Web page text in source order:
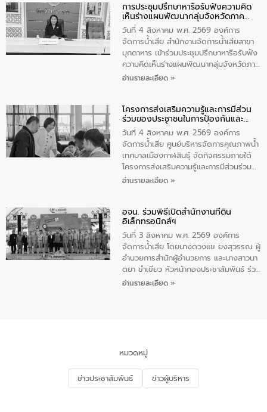
จัดการน้ำเสียและการนำน้ำกลับมาใช้ประโยชน์
ของประเทศไทย” เพื่อยกระดับการบริหาร
จัดการทรัพยากรน้ำ เสริมสร้างความมั่นคง
ด้านน้ำของประเทศ และเตรียมความพร้อม
รองรับการเติบโตของเมือง รวมถึงการ
ลงทุนในอุตสาหกรรมแห่งอนาคต ตลอดจน
มุ่งตอบโจทย์ความท้าทายจากวิกฤตการ
ในครั้งนี้เป็นการดึงจุดแข็งและความ
เชี่ยวชาญด้านระบบบำบัดน้ำเสียที่เป็นมิตร
ต่อสิ่งแวดล้อมของ องค์การจัดการน้ำเสีย
(อจน.) มาผสานกับประสบการณ์และ
เทคโนโลยีโครงข่ายน้ำครบวงจรในพื้นที่ EEC
ของอีสท์ วอเตอร์ เพื่อร่วมกันศึกษา
เทคโนโลยีการปรับปรุงคุณภาพน้ำ (Water
อย่างเป็นรูปธรรม เพื่อรองรับความต้องการ
ใช้น้ำที่พุ่งสูงขึ้นจากการขยายตัวของ
อุตสาหกรรม นายชีระ วงศบูรณะ ผู้อำนวย
การองค์การจัดการน้ำเสีย กล่าวถึงภารกิจ
หลักของ อจน. ในการพัฒนาระบบบำบัดน้ำ
เสียเมื่อผสานกับความเชี่ยวชาญของอีสท์
วอเตอร์ จะช่วยขับเคลื่อนการศึกษาทั้งในมิติ
ตลอดระบบ โดยการนำน้ำบำบัดกลับมาใช้ใหม่
จะช่วยลดการพึ่งพาน้ำธรรมชาติและสร้าง
สมดุลทางเศรษฐกิจและสิ่งแวดล้อมได้อย่าง
เป็นรูปธรรม ความร่วมมือระหว่างภาครัฐและ
การประชุมปรึกษาหารือรับฟังความคิด
เห็นร่างแผนพัฒนากลุ่มจังหวัดภาค
ตะวันออกเฉียงเหนือตอนบน 2 (พ.ศ.
2571-2575)
วันที่ 4 สิงหาคม พ.ศ. 2569 องค์การ
จัดการน้ำเสีย สำนักงานจัดการน้ำเสียสาขา
มุกดาหาร เข้าร่วมประชุมปรึกษาหารือรับฟัง
ความคิดเห็นร่างแผนพัฒนากลุ่มจังหวัดภาค
ตะวันออกเฉียงเหนือตอนบน 2 (พ.ศ. 2571-
พวงประดิษฐ์ พาณิชย์จังหวัดมุกดาหาร
เป็นประธานการประชุมฯ ผ่านระบบออนไลน์
(Webox Meeting) ณ ห้องประชุมแก้ว
กินรี ชั้น 5 ศาลากลางจังหวัดมุกดาหาร
อำเภอเมืองมุกดาหาร จังหวัดมุกดาหาร
พร้อมด้วยหน่วยงานภาครัฐและหน่วยงานที่
เกี่ยวข้องเข้าร่วมประชุม ให้คำปรึกษาหารือ
ประจำปี และสรุปผลการดำเนินการจัดทำร่าง
แผน เพื่อกำหนดทิศทางการพัฒนากลุ่ม
จังหวัดในการขับเคลื่อนให้เติบโตอย่างมั่นคง
และยั่งยืนต่อไป
อ่านรายละเอียด »
โครงการส่งเสริมความรู้และการมีส่วน
ร่วมของประชาชนในการป้องกันและ
แก้ไขปัญหาน้ำเสียอย่างยั่งยืน
วันที่ 4 สิงหาคม พ.ศ. 2569 องค์การ
จัดการน้ำเสีย ศูนย์บริหารจัดการคุณภาพน้ำ
เทศบาลเมืองกาฬสินธุ์ จัดกิจกรรมภายใต้
โครงการส่งเสริมความรู้และการมีส่วนร่วม
ของประชาชนในการป้องกันและแก้ไขปัญหา
ความรู้แก่คณะครูและนักเรียน โรงเรียน
เทศบาล4 เฉลิมพระเกียรติ กาฬสินธุ์ เพื่อส่ง
เสริมความรู้ด้านการจัดการน้ำเสียและสร้าง
จิตสำนึกในการอนุรักษ์สิ่งแวดล้อมตั้งแต่วัย
เรียน ในหัวข้อ “น้ำเสียชุมชนและการบำบัดน้ำ
เสียเบื้องต้น” โดยให้ความรู้เกี่ยวกับสาเหตุ
และผลกระทบของน้ำเสีย แนวทางการลดการ
อ่านรายละเอียด »
อจน. ร่วมพิธีเปิดสำนักงานที่ดิน
อิเล็กทรอนิกส์ฯ
วันที่ 3 สิงหาคม พ.ศ. 2569 องค์การ
จัดการน้ำเสีย โดยนางดวงแข ยงสุวรรณ ผู้
อำนวยการสำนักผู้อำนวยการ และนางสาวนา
ตยา ขำเขียว หัวหน้ากองประชาสัมพันธ์ ร่วม
พิธีเปิดสำนักงานที่ดินอิเล็กทรอนิกส์ต่าง
เปิด ปัจจุบันกรมที่ดินเปิดให้บริการสำนักงาน
ที่ดินอิเล็กทรอนิกส์ต่างสำนักงานแบบ
ออนไลน์ ครบ 77 จังหวัด 462 สำนักงาน
ทั่วประเทศ พร้อมยกระดับสำนักงานที่ดิน
อ่านรายละเอียด »
หมวดหมู่
ข่าวประชาสัมพันธ์ ข่าวผู้บริหาร